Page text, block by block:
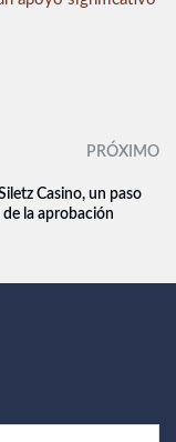
PRÓXIMO
Casino, un paso
de la aprobación